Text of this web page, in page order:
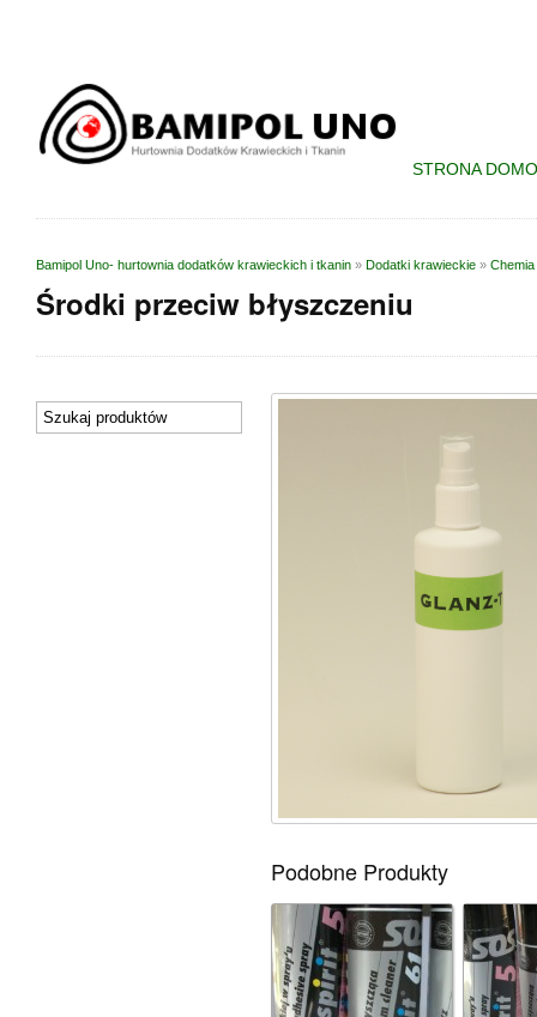
STRONA
Bamipol Uno- hurtownia dodatków krawieckich i tkanin » Dodatki krawieckie » Chemia
Środki przeciw błyszczeniu
Podobne Produkty